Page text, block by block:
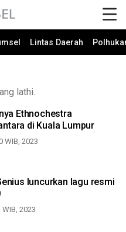
Lintas Daerah
lathi.
Ethnochestra
di Kuala Lumpur
WIB, 2023
luncurkan lagu resmi
2023